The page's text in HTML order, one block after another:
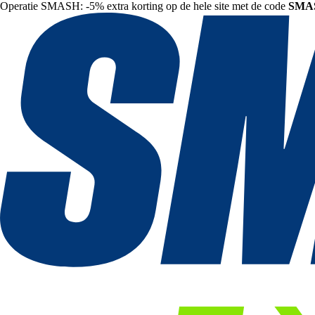
Operatie SMASH: -5% extra korting op de hele site met de code